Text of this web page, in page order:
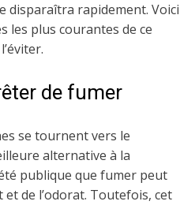
disparaîtra rapidement. Voici
les plus courantes de ce
de fumer
se tournent vers le
alternative à la
publique que fumer peut
de l’odorat. Toutefois, cet